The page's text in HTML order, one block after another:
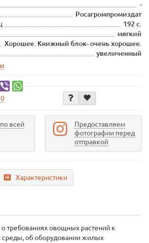
-
Росагромпромиздат
192 с.
мягкий
Хорошее. Книжный блок- очень хорошее.
увеличенный
0
всей
Предоставляем
фотографии перед
отправкой
Характеристики
о требованиях овощных растений к
об оборудовании жилых